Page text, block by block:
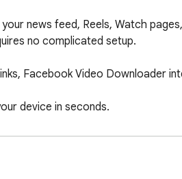
news feed, Reels, Watch
no complicated setup.
Facebook Video Downloader
device in seconds.
allowing you to save videos